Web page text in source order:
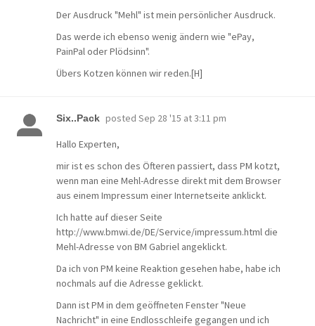
Der Ausdruck "Mehl" ist mein persönlicher Ausdruck.
Das werde ich ebenso wenig ändern wie "ePay,
PainPal oder Plödsinn".
Übers Kotzen können wir reden.[H]
Six..Pack posted Sep 28 '15 at 3:11 pm
Hallo Experten,
mir ist es schon des Öfteren passiert, dass PM kotzt,
wenn man eine Mehl-Adresse direkt mit dem Browser
aus einem Impressum einer Internetseite anklickt.
Ich hatte auf dieser Seite
http://www.bmwi.de/DE/Service/impressum.html die
Mehl-Adresse von BM Gabriel angeklickt.
Da ich von PM keine Reaktion gesehen habe, habe ich
nochmals auf die Adresse geklickt.
Dann ist PM in dem geöffneten Fenster "Neue
Nachricht" in eine Endlosschleife gegangen und ich